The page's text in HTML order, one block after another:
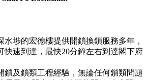
水埗的宏德樓提供開鎖換鎖服務多年，
快速到達，最快20分鐘左右到達閣下府
鎖及鎖類工程經驗，無論任何鎖類問題